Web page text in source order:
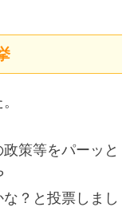
策等をパーッと
？と投票しまし